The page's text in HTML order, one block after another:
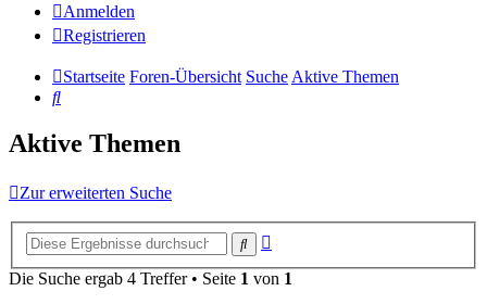
Anmelden
Registrieren
Startseite Foren-Übersicht SucheAktive Themen
Suche
Aktive Themen
Zur erweiterten Suche
Suche
Die Suche ergab 4 Treffer • Seite 1 von 1